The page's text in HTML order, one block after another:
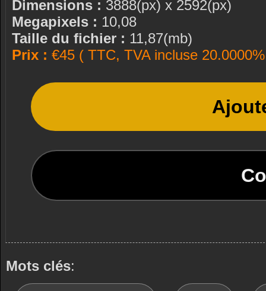
Dimensions : 3888(px) x 2592(px)
Megapixels : 10,08
Taille du fichier : 11,87(mb)
Prix : €45 ( TTC, TVA incluse
Mots clés: